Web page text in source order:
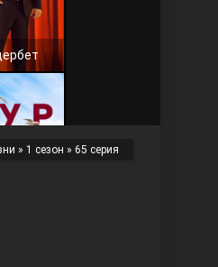
» 1 сезон » 65 серия